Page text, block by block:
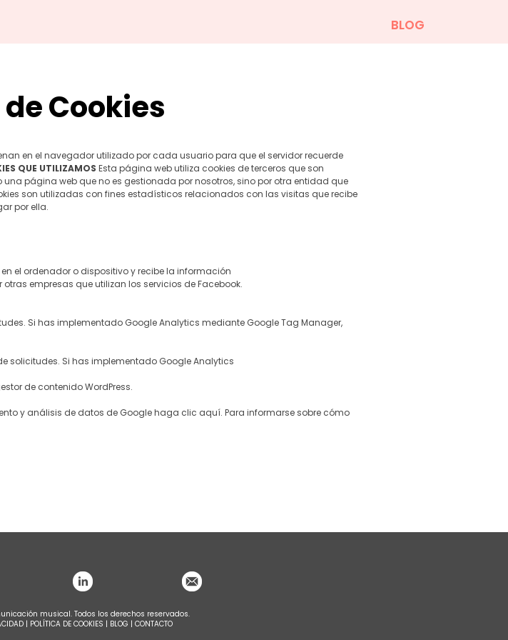
BLOG
Cookies
en el navegador utilizado por cada usuario para que el servidor recuerde
QUE UTILIZAMOS Esta página web utiliza cookies de terceros que son
página web que no es gestionada por nosotros, sino por otra entidad que
son utilizadas con fines estadísticos relacionados con las visitas que recibe
por ella.
el ordenador o dispositivo y recibe la información
empresas que utilizan los servicios de Facebook.
Si has implementado Google Analytics mediante Google Tag Manager,
solicitudes. Si has implementado Google Analytics
de contenido WordPress.
y análisis de datos de Googlehaga clic aquí. Para informarse sobre cómo
musical. Todos los derechos reservados.
| POLÍTICA DE COOKIES | BLOG | CONTACTO